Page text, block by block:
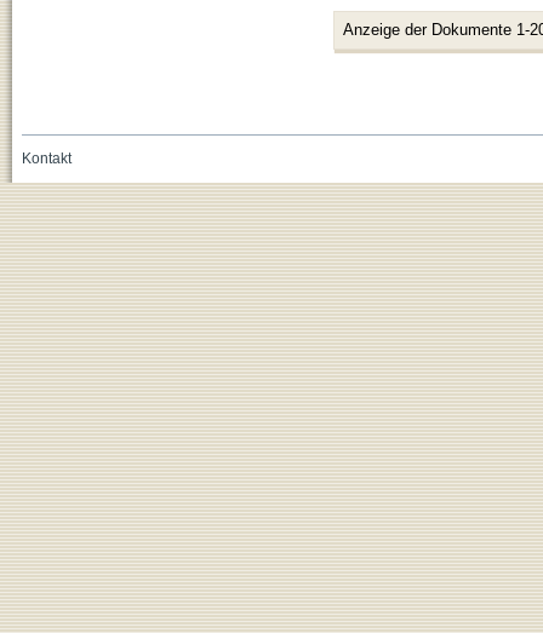
Anzeige der Dokumente 1-
Kontakt